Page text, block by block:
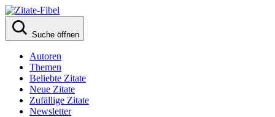
Suche öffnen
Autoren
Themen
Beliebte Zitate
Neue Zitate
Zufällige Zitate
Newsletter